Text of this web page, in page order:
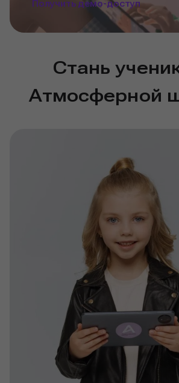
Получить демо-доступ
Стань
Атмосферной